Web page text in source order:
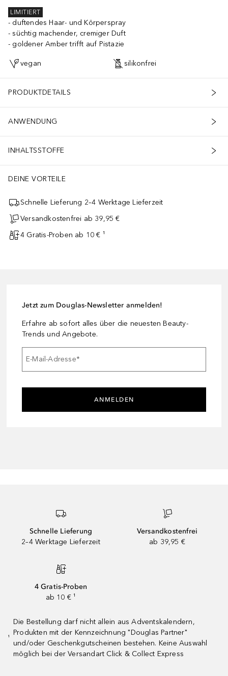
LIMITIERT
duftendes Haar- und Körperspray
süchtig machender, cremiger Duft
goldener Amber trifft auf Pistazie
vegan silikonfrei
PRODUKTDETAILS
ANWENDUNG
INHALTSSTOFFE
DEINE VORTEILE
Schnelle Lieferung 2–4 Werktage Lieferzeit
Versandkostenfrei ab 39,95 €
4 Gratis-Proben ab 10 € ¹
Jetzt zum Douglas-Newsletter anmelden!
Erfahre ab sofort alles über die neuesten Beauty-
Trends und Angebote.
E-Mail-Adresse*
ANMELDEN
Schnelle Lieferung
2–4 Werktage Lieferzeit
Versandkostenfrei
ab 39,95 €
4 Gratis-Proben
ab 10 € ¹
¹
Die Bestellung darf nicht allein aus Adventskalendern,
Produkten mit der Kennzeichnung "Douglas Partner"
und/oder Geschenkgutscheinen bestehen. Keine Auswahl
möglich bei der Versandart Click & Collect Express